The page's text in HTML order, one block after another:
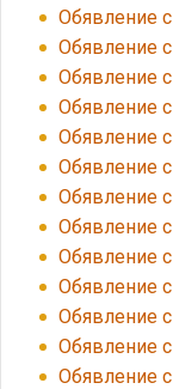
Обявление
Обявление
Обявление
Обявление
Обявление
Обявление
Обявление
Обявление
Обявление
Обявление
Обявление
Обявление
Обявление